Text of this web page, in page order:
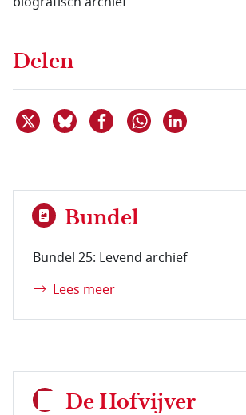
Delen
Deel dit item op X
Deel dit item op Bluesky
Deel dit item op
Delen via WhatsApp
Bundel
Bundel 25: Levend archief
Lees meer
De Hofvijver